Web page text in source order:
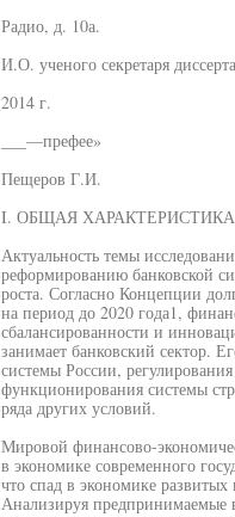
Радио, д. 10а.
И.О. ученого секретаря
2014 г.
___—префее»
Пещеров Г.И.
I. ОБЩАЯ
Актуальность темы
реформированию банковской
роста. Согласно Концепции
на период до 2020 года1,
сбалансированности и
занимает банковский сектор.
системы России,
функционирования системы
ряда других условий.
Мировой финансово-
в экономике современного
что спад в экономике
Анализируя предпринимаемые